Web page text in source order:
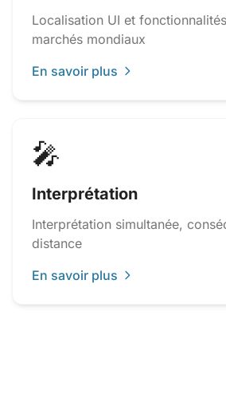
Localisation UI et
marchés mondiaux
En savoir plus
🎤
Interprétation
Interprétation simultanée,
distance
En savoir plus